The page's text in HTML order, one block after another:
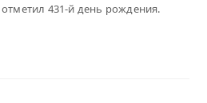
431-й день рождения.